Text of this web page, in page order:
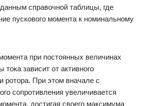
справочной таблицы, где
пускового момента к номинальному
при постоянных величинах
тока зависит от активного
ротора. При этом вначале с
сопротивления увеличивается
достигая своего максимума